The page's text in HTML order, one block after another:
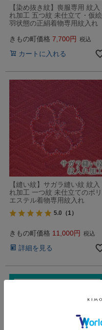
【染め抜き紋】喪服専用 紋入
れ加工 五つ紋 未仕立て・仮絵
羽状態の正絹着物専用紋入れ
きもの町価格 7,700 税込
カートに入れる
【縫い紋】サガラ縫い紋 紋入
れ加工 一つ紋 未仕立てのポリ
エステル着物専用紋入れ
5.0 （1）
きもの町価格 11,000 税込
詳細を見る